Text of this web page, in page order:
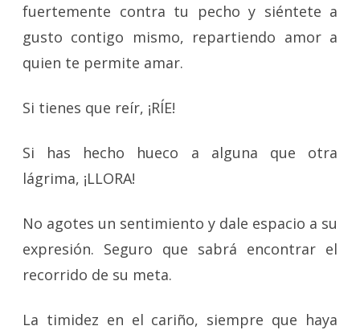
fuertemente contra tu pecho y siéntete a
gusto contigo mismo, repartiendo amor a
quien te permite amar.
Si tienes que reír, ¡RÍE!
Si has hecho hueco a alguna que otra
lágrima, ¡LLORA!
No agotes un sentimiento y dale espacio a su
expresión. Seguro que sabrá encontrar el
recorrido de su meta.
La timidez en el cariño, siempre que haya